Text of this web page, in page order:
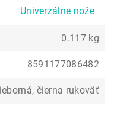
Univerzálne nože
0.117 kg
8591177086482
čierna rukoväť